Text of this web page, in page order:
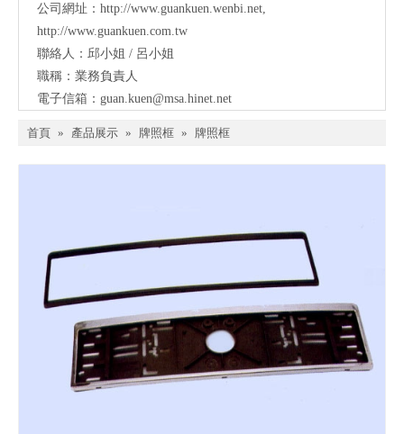
公司網址： http://www.guankuen.wenbi.net
http://www.guankuen.com.tw
聯絡人：邱小姐 / 呂小姐
職稱：業務負責人
電子信箱： guan.kuen@msa.hinet.net
首頁 » 產品展示 » 牌照框 » 牌照框